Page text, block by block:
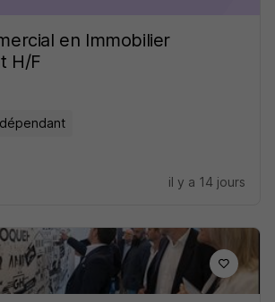
en Immobilier
H/F
il y a 14 jours